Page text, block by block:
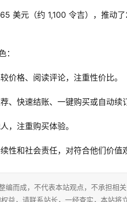
美元（约 1,100 令吉），推动
格、阅读评论，注重性价比。
快速结账、一键购买或自动续
注重购买体验。
和社会责任，对符合他们价值
编而成，不代表本站观点，不承担相
益，请联系站长，一经查实，本站将立